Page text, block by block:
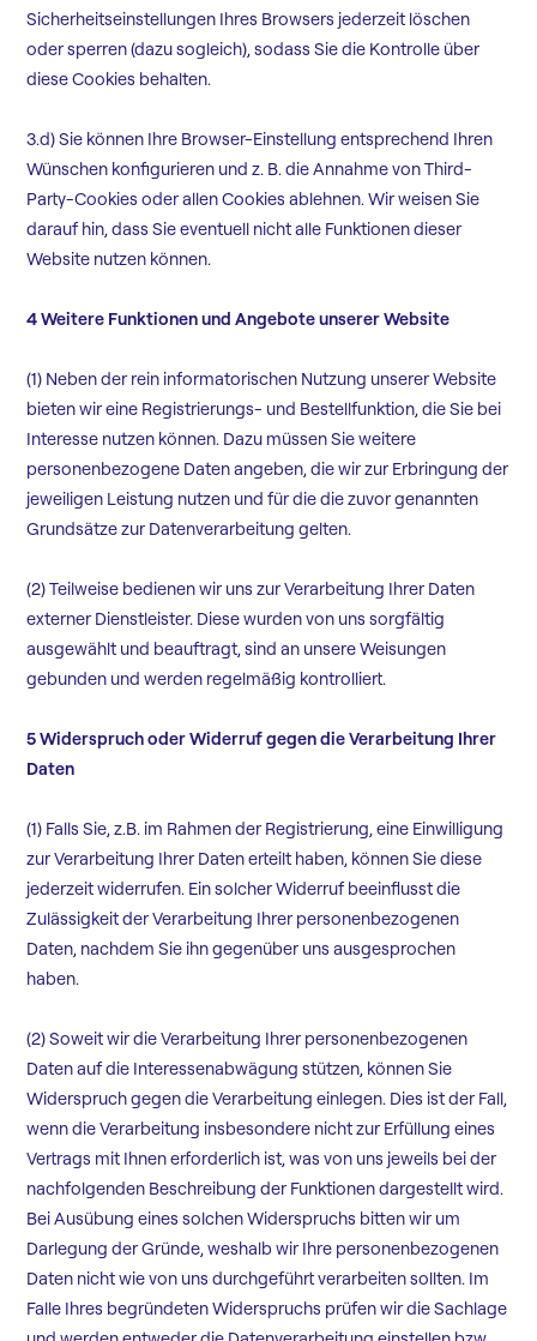
Sicherheitseinstellungen Ihres Browsers jederzeit löschen
oder sperren (dazu sogleich), sodass Sie die Kontrolle über
diese Cookies behalten.
3.d) Sie können Ihre Browser-Einstellung entsprechend Ihren
Wünschen konfigurieren und z. B. die Annahme von Third-
Party-Cookies oder allen Cookies ablehnen. Wir weisen Sie
darauf hin, dass Sie eventuell nicht alle Funktionen dieser
Website nutzen können.
4 Weitere Funktionen und Angebote unserer Website
(1) Neben der rein informatorischen Nutzung unserer Website
bieten wir eine Registrierungs- und Bestellfunktion, die Sie bei
Interesse nutzen können. Dazu müssen Sie weitere
personenbezogene Daten angeben, die wir zur Erbringung der
jeweiligen Leistung nutzen und für die die zuvor genannten
Grundsätze zur Datenverarbeitung gelten.
(2) Teilweise bedienen wir uns zur Verarbeitung Ihrer Daten
externer Dienstleister. Diese wurden von uns sorgfältig
ausgewählt und beauftragt, sind an unsere Weisungen
gebunden und werden regelmäßig kontrolliert.
5 Widerspruch oder Widerruf gegen die Verarbeitung Ihrer
Daten
(1) Falls Sie, z.B. im Rahmen der Registrierung, eine Einwilligung
zur Verarbeitung Ihrer Daten erteilt haben, können Sie diese
jederzeit widerrufen. Ein solcher Widerruf beeinflusst die
Zulässigkeit der Verarbeitung Ihrer personenbezogenen
Daten, nachdem Sie ihn gegenüber uns ausgesprochen
haben.
(2) Soweit wir die Verarbeitung Ihrer personenbezogenen
Daten auf die Interessenabwägung stützen, können Sie
Widerspruch gegen die Verarbeitung einlegen. Dies ist der Fall,
wenn die Verarbeitung insbesondere nicht zur Erfüllung eines
Vertrags mit Ihnen erforderlich ist, was von uns jeweils bei der
nachfolgenden Beschreibung der Funktionen dargestellt wird.
Bei Ausübung eines solchen Widerspruchs bitten wir um
Darlegung der Gründe, weshalb wir Ihre personenbezogenen
Daten nicht wie von uns durchgeführt verarbeiten sollten. Im
Falle Ihres begründeten Widerspruchs prüfen wir die Sachlage